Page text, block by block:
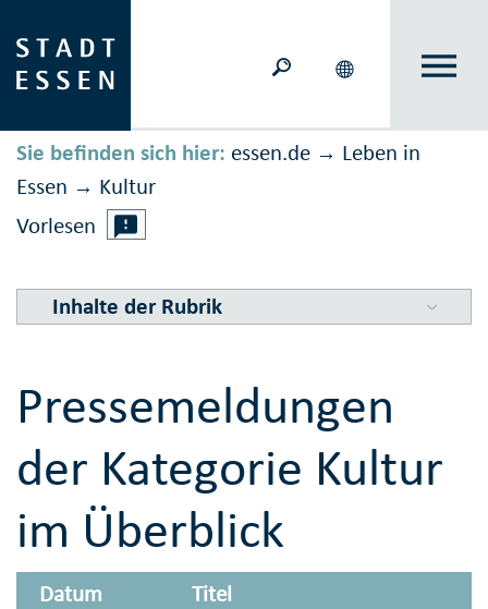
Sie befinden sich hier: essen.de → Leben in
Essen → Kultur
Vorlesen
Inhalte der Rubrik
Pressemeldungen
der Kategorie Kultur
im Überblick
Datum Titel